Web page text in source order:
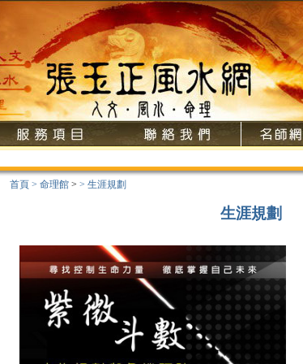
首頁 > 命理館 > > 生涯規劃
生涯規劃